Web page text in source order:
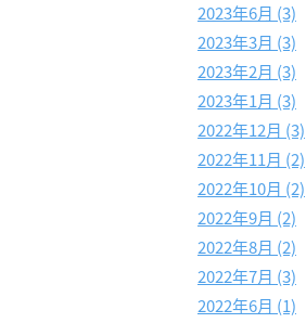
2023年6月 (3)
2023年3月 (3)
2023年2月 (3)
2023年1月 (3)
2022年12月 (3)
2022年11月 (2)
2022年10月 (2)
2022年9月 (2)
2022年8月 (2)
2022年7月 (3)
2022年6月 (1)